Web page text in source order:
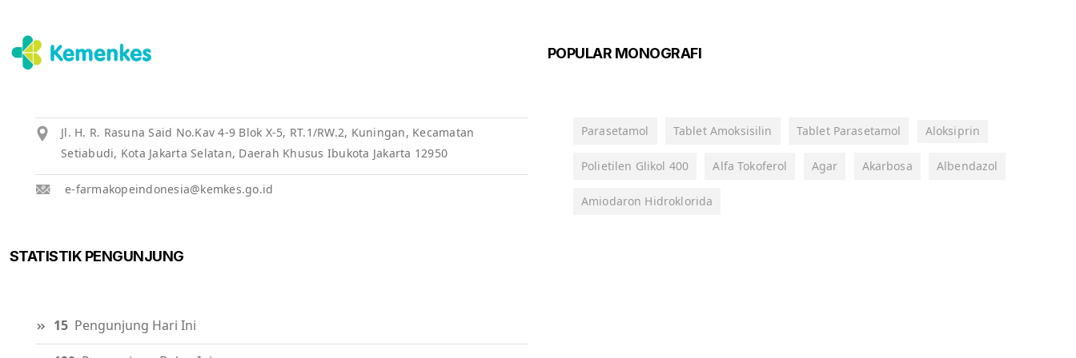
Jl. H. R. Rasuna Said No.Kav 4-9 Blok X-5, RT.1/RW.2, Kuningan, Kecamatan
Setiabudi, Kota Jakarta Selatan, Daerah Khusus Ibukota Jakarta 12950
e-farmakopeindonesia@kemkes.go.id
POPULAR MONOGRAFI
Parasetamol Tablet Amoksisilin Tablet Parasetamol Aloksiprin
Polietilen Glikol 400 Alfa Tokoferol Agar Akarbosa Albendazol
Amiodaron Hidroklorida
STATISTIK PENGUNJUNG
15 Pengunjung Hari Ini